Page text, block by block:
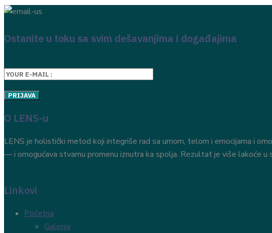
Ostanite u toku sa svim dešavanjima i događajima
O LENS-u
LENS je holistički metod koji integriše rad sa umom, telom i emocijama i
— i omogućava stvarnu promenu iznutra ka spolja. Rezultat je više lakoće u
Linkovi
Početna
Galerija